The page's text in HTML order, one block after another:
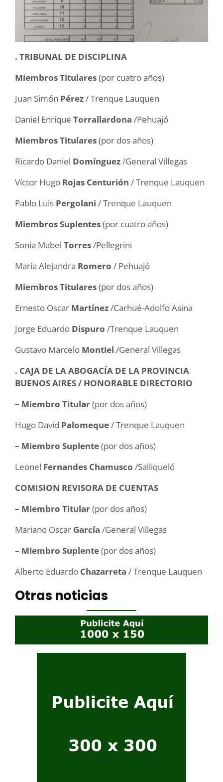
. TRIBUNAL DE DISCIPLINA
Miembros Titulares(por cuatro años)
Juan Simón Pérez/ Trenque Lauquen
Daniel Enrique Torrallardona /Pehuajó
Miembros Titulares(por dos años)
Ricardo Daniel Domínguez/General Villegas
Víctor Hugo Rojas Centurión / Trenque Lauquen
Pablo Luis Pergolani / Trenque Lauquen
Miembros Suplentes(por cuatro años)
Sonia Mabel Torres/Pellegrini
María Alejandra Romero / Pehuajó
Miembros Titulares(por dos años)
Ernesto Oscar Martínez/Carhué-Adolfo Asina
Jorge Eduardo Dispuro /Trenque Lauquen
Gustavo Marcelo Montiel /General Villegas
. CAJA DE LA ABOGACÍA DE LA PROVINCIA
BUENOS AIRES / HONORABLE DIRECTORIO
– Miembro Titular(por dos años)
Hugo David Palomeque/ Trenque Lauquen
– Miembro Suplente(por dos años)
Leonel Fernandes Chamusco /Salliqueló
COMISION REVISORA DE CUENTAS
– Miembro Titular(por dos años)
Mariano Oscar García /General Villegas
– Miembro Suplente(por dos años)
Alberto Eduardo Chazarreta / Trenque Lauquen
Otras noticias